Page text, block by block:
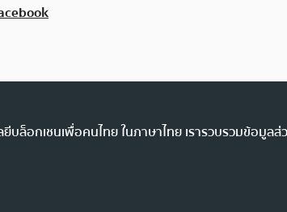
ล็อกเชนเพื่อคนไทย ในภาษาไทย เรารวบรวมข้อมู